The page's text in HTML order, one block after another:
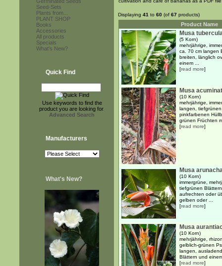
Seed-Sets
Plants from...
PLANT SHOP
Books
Accessories
All products
Specials
What's New?
Quick Find
Use keywords to find the
product you are looking for.
Advanced Search
Manufacturers
What's New?
Displaying 41 to 60 (of 67 products)
Product Name
Musa
(5 Korn)
mehrjährige,
ca. 70 cm langen
breiten, länglich
einem ...
[read more]
Musa
(10 Korn)
mehrjährige,
langen,
pinkfarbenen
grünen Früchten
[read more]
Musa
(10 Korn)
immergrüne,
tiefgrünen
aufrechten oder
gelben oder ...
[read more]
Musa
(10 Korn)
mehrjährige,
gelblich-grünen
langen,
Blättern und
[read more]